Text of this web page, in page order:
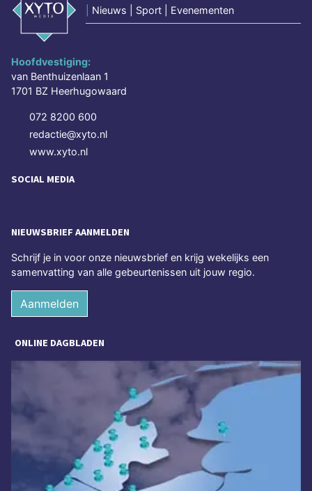
Nieuws | Sport | Evenementen
Hoofdvestiging:
van Benthuizenlaan 1
1701 BZ Heerhugowaard
072 8200 600
redactie@xyto.nl
www.xyto.nl
SOCIAL MEDIA
NIEUWSBRIEF AANMELDEN
Schrijf je in voor onze nieuwsbrief en krijg wekelijks een
samenvatting van alle gebeurtenissen uit jouw regio.
Aanmelden
ONLINE DAGBLADEN